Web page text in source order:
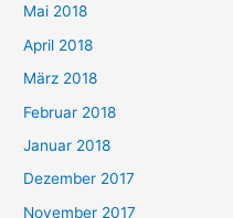
Mai 2018
April 2018
März 2018
Februar 2018
Januar 2018
Dezember 2017
November 2017